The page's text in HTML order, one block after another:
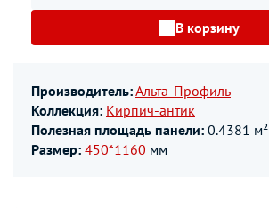
В корзину
Производитель:Альта-Профиль
Коллекция: Кирпич-антик
Полезная площадь панели: 0.4381 м²
Размер: 450*1160 мм